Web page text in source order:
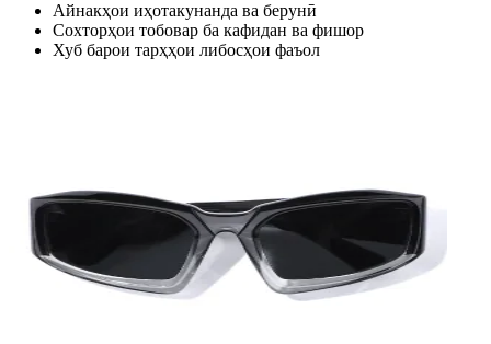
Айнакҳои иҳотакунанда ва берунӣ
Сохторҳои тобовар ба кафидан ва фишор
Хуб барои тарҳҳои либосҳои фаъол